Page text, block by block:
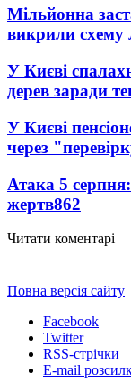
Мільйонна
викрили схему
У Києві
дерев заради
У Києві
через
Атака 5
жертв862
Читати коментарі
Повна версія сайту
Facebook
Twitter
RSS-стрічки
E-mail